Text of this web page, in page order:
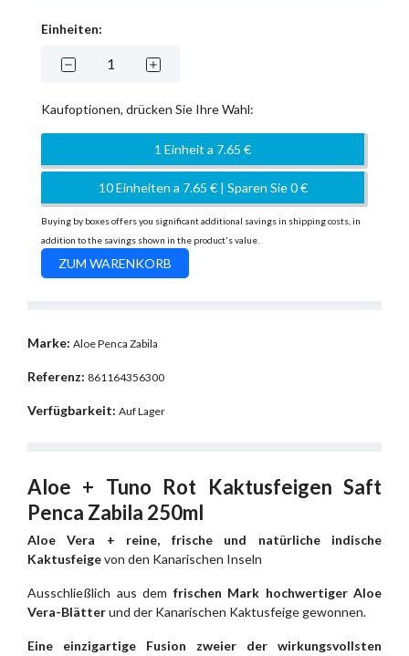
Einheiten:
Kaufoptionen, drücken Sie Ihre Wahl:
1 Einheit a 7.65 €
10 Einheiten a 7.65 € | Sparen Sie 0 €
Buying by boxes offers you significant additional savings in shipping costs, in
addition to the savings shown in the product's value.
Marke: Aloe Penca Zabila
Referenz: 861164356300
Verfügbarkeit: Auf Lager
Aloe + Tuno Rot Kaktusfeigen Saft
Penca Zabila 250ml
Aloe Vera + reine, frische und natürliche indische
Kaktusfeigevon den Kanarischen Inseln
Ausschließlich aus dem frischen Mark hochwertiger Aloe
Vera-Blätterund der Kanarischen Kaktusfeige gewonnen.
Eine einzigartige Fusion zweier der wirkungsvollsten